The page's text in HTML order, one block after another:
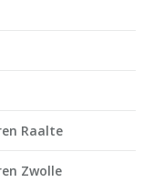
Raalte
Zwolle